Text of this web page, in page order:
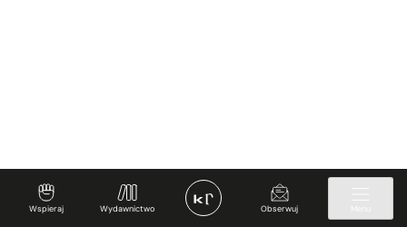
Wspieraj Wydawnictwo Obserwuj